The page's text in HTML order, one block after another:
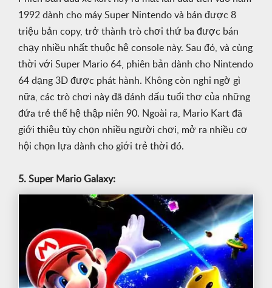
1992 dành cho máy Super Nintendo và bán được 8
triệu bản copy, trở thành trò chơi thứ ba được bán
chạy nhiều nhất thuộc hệ console này. Sau đó, và cùng
thời với Super Mario 64, phiên bản dành cho Nintendo
64 dạng 3D được phát hành. Không còn nghi ngờ gì
nữa, các trò chơi này đã đánh dấu tuổi thơ của những
đứa trẻ thế hệ thập niên 90. Ngoài ra, Mario Kart đã
giới thiệu tùy chọn nhiều người chơi, mở ra nhiều cơ
hội chọn lựa dành cho giới trẻ thời đó.
5. Super Mario Galaxy: